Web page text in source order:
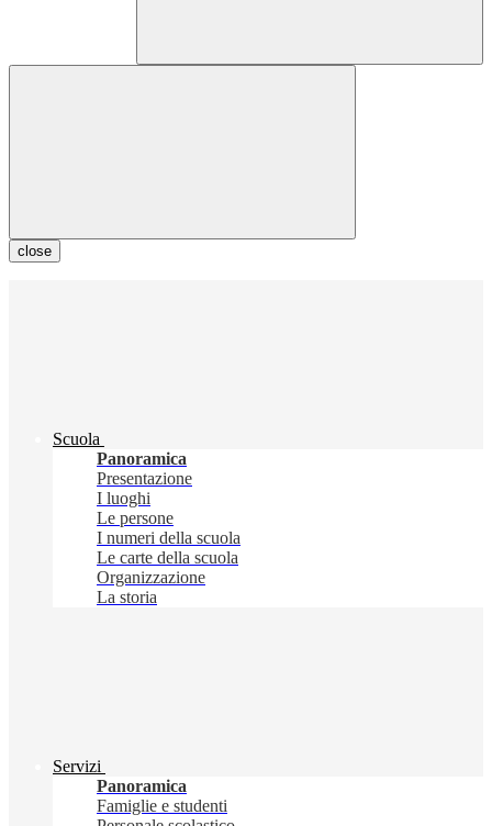
close
Scuola
Panoramica
Presentazione
I luoghi
Le persone
I numeri della scuola
Le carte della scuola
Organizzazione
La storia
Servizi
Panoramica
Famiglie e studenti